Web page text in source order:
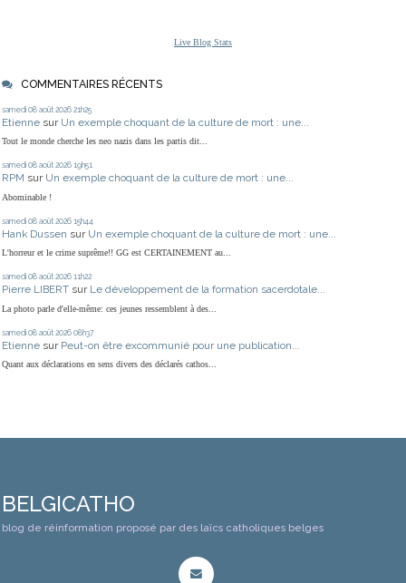
Live Blog Stats
COMMENTAIRES RÉCENTS
samedi 08 août 2026 21h25
Etienne sur Un exemple choquant de la culture de mort : une...
Tout le monde cherche les neo nazis dans les partis dit...
samedi 08 août 2026 19h51
RPM sur Un exemple choquant de la culture de mort : une...
Abominable !
samedi 08 août 2026 15h44
Hank Dussen sur Un exemple choquant de la culture de mort : une...
L'horreur et le crime suprême!! GG est CERTAINEMENT au...
samedi 08 août 2026 11h22
Pierre LIBERT sur Le développement de la formation sacerdotale...
La photo parle d'elle-même: ces jeunes ressemblent à des...
samedi 08 août 2026 08h37
Etienne sur Peut-on être excommunié pour une publication...
Quant aux déclarations en sens divers des déclarés cathos...
BELGICATHO
blog de réinformation proposé par des laïcs catholiques belges